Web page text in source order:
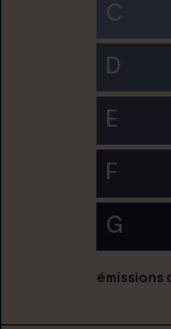
C
D
E
F
G
émissions